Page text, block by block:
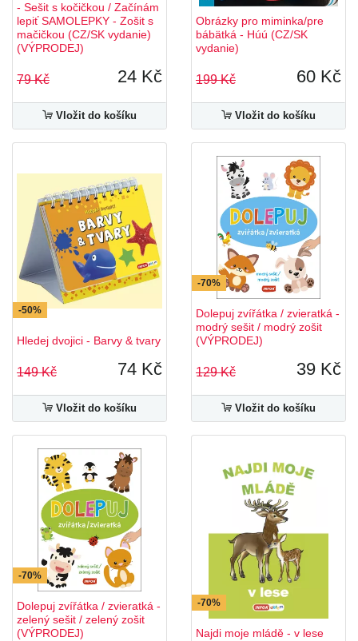
- Sešit s kočičkou / Začínám
lepiť SAMOLEPKY - Zošit s
mačičkou (CZ/SK vydanie)
(VÝPRODEJ)
79 Kč 24 Kč
Vložit do košíku
Obrázky pro miminka/pre
bábätká - Húú (CZ/SK
vydanie)
199 Kč 60 Kč
Vložit do košíku
-50%
Hledej dvojici - Barvy & tvary
149 Kč 74 Kč
Vložit do košíku
-70%
Dolepuj zvířátka / zvieratká -
modrý sešit / modrý zošit
(VÝPRODEJ)
129 Kč 39 Kč
Vložit do košíku
-70%
Dolepuj zvířátka / zvieratká -
zelený sešit / zelený zošit
(VÝPRODEJ)
-70%
Najdi moje mládě - v lese